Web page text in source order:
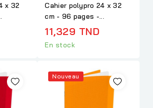
x 32
Cahier polypro 24 x 32
cm - 96 pages -...
11,329 TND
En stock
Nouveau